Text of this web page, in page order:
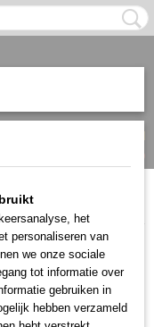
(0)
6 ml UITVERKOCHT
het
personaliseren van
we onze sociale
tot informatie over
gebruiken in
hebben verzameld